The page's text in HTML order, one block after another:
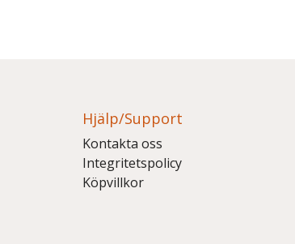
Hjälp/Support
Kontakta oss
Integritetspolicy
Köpvillkor